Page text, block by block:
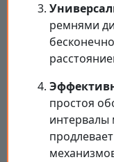
ремнями
простоя
интервалы